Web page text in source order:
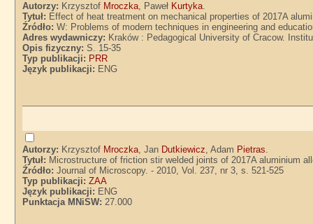
Autorzy: Krzysztof Mroczka, Paweł Kurtyka.
Tytuł: Effect of heat treatment on mechanical properties of 2017A
Źródło:W: Problems of modern techniques in engineering and
Adres wydawniczy: Kraków : Pedagogical University of Cracow.
Opis fizyczny:S. 15-35
Typ publikacji: PRR
Język publikacji: ENG
Autorzy: Krzysztof Mroczka, Jan Dutkiewicz, Adam Pietras.
Tytuł: Microstructure of friction stir welded joints of 2017A aluminium
Źródło:Journal of Microscopy. - 2010, Vol. 237, nr 3, s. 521-525
Typ publikacji:ZAA
Język publikacji: ENG
Punktacja MNiSW:27.000